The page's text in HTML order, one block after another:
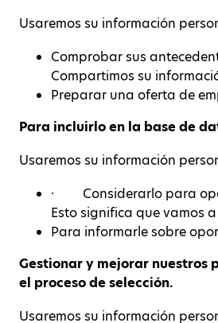
Usaremos su información
Comprobar sus
Compartimos su
Preparar una oferta de
Para incluirlo en la base de
Usaremos su información
· Considerarlo para
Esto significa que vamos
Para informarle sobre
Gestionar y mejorar nuestros
el proceso de selección.
Usaremos su información